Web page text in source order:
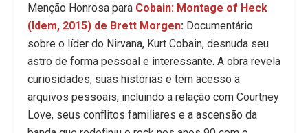
Menção Honrosa para Cobain: Montage of Heck
(Idem, 2015) de Brett Morgen: Documentário
sobre o líder do Nirvana, Kurt Cobain, desnuda seu
astro de forma pessoal e interessante. A obra revela
curiosidades, suas histórias e tem acesso a
arquivos pessoais, incluindo a relação com Courtney
Love, seus conflitos familiares e a ascensão da